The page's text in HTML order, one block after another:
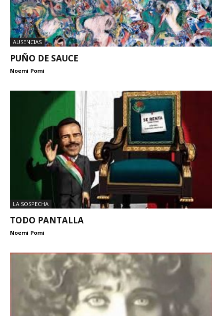
AUSENCIAS
PUÑO DE SAUCE
Noemi Pomi
LA SOSPECHA
TODO PANTALLA
Noemi Pomi